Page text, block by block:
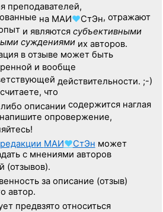
преподавателей,
на МАИ♥СтЭн, отражают
и являются субъективными
суждениямиих авторов.
в отзыве может быть
и вообще
действительности. ;-)
что
описании содержится наглая
опровержение,
редакции МАИ♥СтЭн может
с мнениями авторов
(отзывов).
за описание (отзыв)
автор.
предвзято относиться